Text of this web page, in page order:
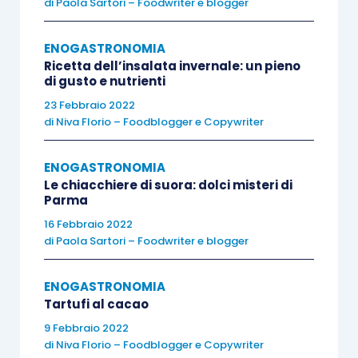
dall’azione di assorbimento della CO₂ da parte
Per non parlare degli allevamenti degli animali, i
cui rilasci di gas serra ad alto potere riscaldante
sono spesso usati per sollecitare cambiamenti
Al di là di ciò che può essere considerato
estremistico, limitare gli impatti delle diverse
attività produttrici di cibo è urgente e necessario
non solo per ridurre il peso dell’agricoltura
sull’effetto serra ma anche per modernizzare
l’attività agricola.
ENOGASTRONOMIA
Ricetta dell’insalata invernale: un pieno
di gusto e nutrienti
23 Febbraio 2022
di Niva Florio – Foodblogger e Copywriter
ENOGASTRONOMIA
Le chiacchiere di suora: dolci misteri di
Parma
16 Febbraio 2022
di Paola Sartori – Foodwriter e blogger
ENOGASTRONOMIA
Tartufi al cacao
9 Febbraio 2022
di Niva Florio – Foodblogger e Copywriter